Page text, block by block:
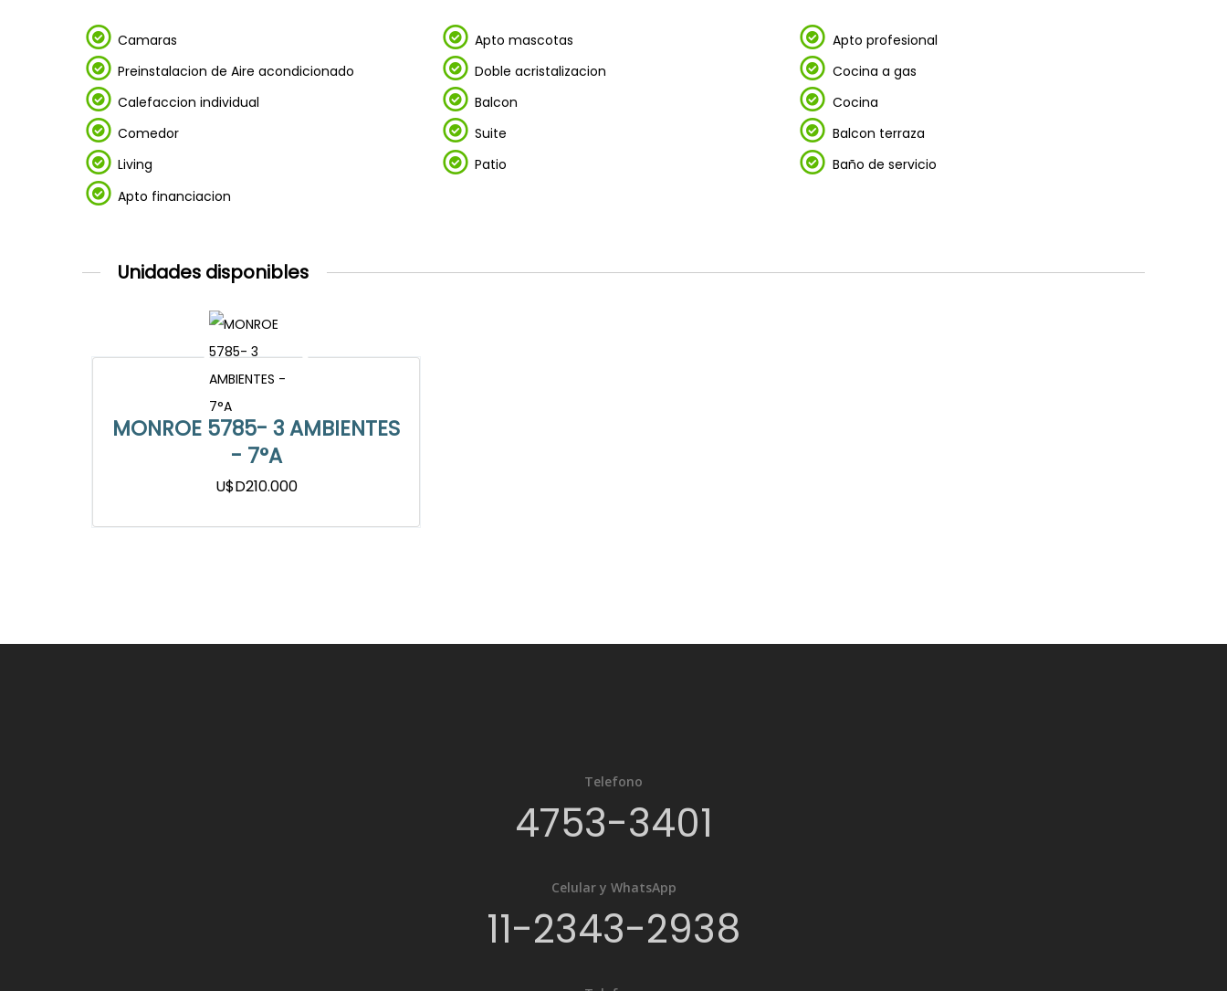
Camaras Apto mascotas
Apto profesional
Preinstalacion de Aire acondicionado
Doble acristalizacion
Cocina a gas
Calefaccion individual
Balcon
Cocina
Comedor
Suite
Balcon terraza
Living
Patio
Baño de servicio
Apto financiacion
Unidades disponibles
MONROE 5785- 3 AMBIENTES
- 7°A
U$D210.000
Telefono
4753-3401
Celular y WhatsApp
11-2343-2938